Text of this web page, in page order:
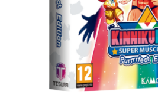
Nuestras redes: